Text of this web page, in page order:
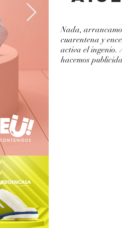
Nada,
cuarentena y
activa el ingenio.
hacemos